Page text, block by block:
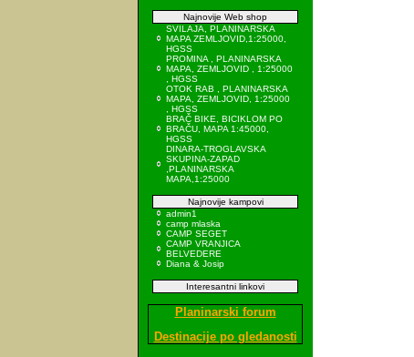
Najnovije Web shop
SVILAJA, PLANINARSKA
MAPA ZEMLJOVID,1:25000,
HGSS
PROMINA , PLANINARSKA
MAPA, ZEMLJOVID , 1:25000
, HGSS
OTOK RAB , PLANINARSKA
MAPA, ZEMLJOVID, 1:25000
, HGSS
BRAČ BIKE, BICIKLOM PO
BRAČU, MAPA 1:45000,
HGSS
DINARA-TROGLAVSKA
SKUPINA-ZAPAD
,PLANINARSKA
MAPA,1:25000
Najnovije kampovi
admin1
camp mlaska
CAMP SEGET
CAMP VRANJICA
BELVEDERE
Diana & Josip
Interesantni linkovi
Planinarski forum
Destinacije po gledanosti